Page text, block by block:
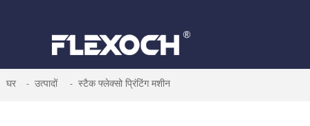
घर उत्पादों स्टैक फ्लेक्सो प्रिंटिंग मशीन